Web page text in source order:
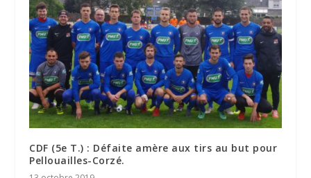
CDF (5e T.) : Défaite amère aux tirs au but pour
Pellouailles-Corzé.